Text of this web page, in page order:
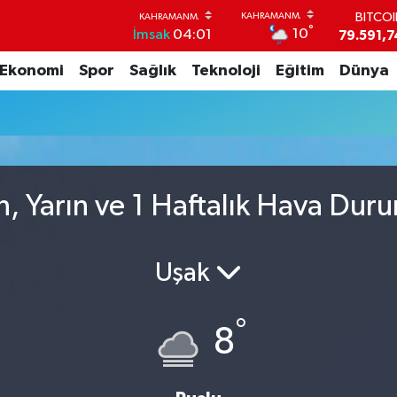
İmsak 04:01 10°
45,43620
Ekonomi Spor Sağlık Teknoloji Eğitim Dünya
Yarın ve 1 Haftalık Hava
Uşak
8°